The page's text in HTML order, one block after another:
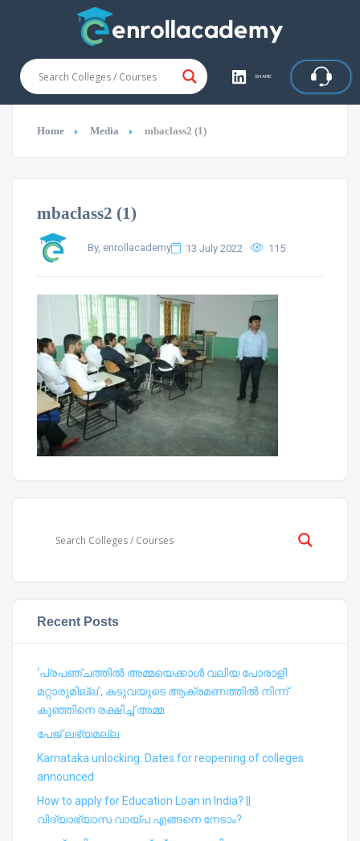
SHARE
Home Media mbaclass2 (1)
mbaclass2 (1)
By, enrollacademy 13 July 2022 115
Recent Posts
‘പ്രപഞ്ചത്തില്‍ അമ്മയെക്കാള്‍ വലിയ പോരാളി
മറ്റാരുമില്ല’, കടുവയുടെ ആക്രമണത്തില്‍ നിന്ന്
കുഞ്ഞിനെ രക്ഷിച്ച് അമ്മ
പേജ് ലഭ്യമല്ല
Karnataka unlocking: Dates for reopening of colleges
announced
How to apply for Education Loan in India? ||
വിദ്യാഭ്യാസ വായ്പ എങ്ങനെ നേടാം?